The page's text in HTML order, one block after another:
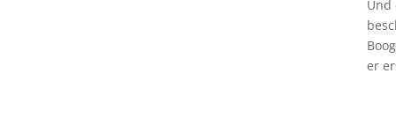
Und
er